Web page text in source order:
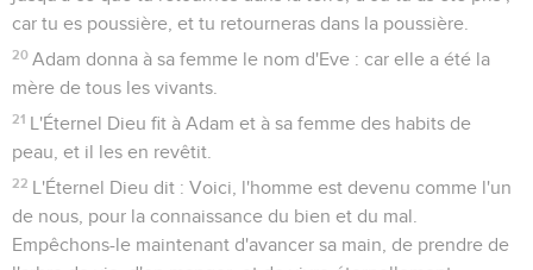
car tu es poussière, et tu retourneras dans la poussière.
20 Adam donna à sa femme le nom d'Eve : car elle a été la
mère de tous les vivants.
21 L'Éternel Dieu fit à Adam et à sa femme des habits de
peau, et il les en revêtit.
22 L'Éternel Dieu dit : Voici, l'homme est devenu comme l'un
de nous, pour la connaissance du bien et du mal.
Empêchons-le maintenant d'avancer sa main, de prendre de